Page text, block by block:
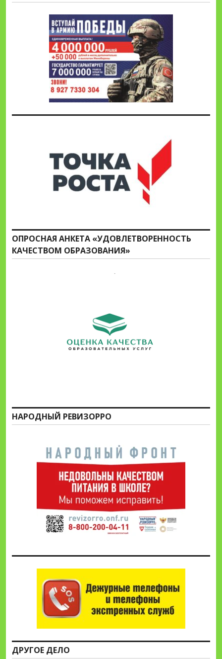
ОПРОСНАЯ АНКЕТА «УДОВЛЕТВОРЕННОСТЬ
КАЧЕСТВОМ ОБРАЗОВАНИЯ»
НАРОДНЫЙ РЕВИЗОРРО
ДРУГОЕ ДЕЛО